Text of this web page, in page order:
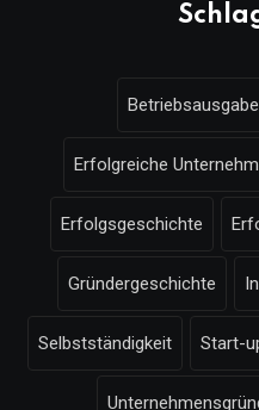
Erfolgreiche
Erfolgsgeschichte
Gründergeschichte
Selbstständigkeit Start-